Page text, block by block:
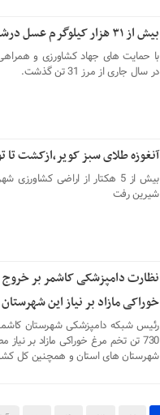
بیش از ۳۱ هزار کیلوگرم عسل درشهرستان کاشمر تولید شد
با حمایت های جهاد کشاورزی و همراهی
در سال جاری از مرز 31 تن گذشت.
آنغوزه طلای سبز کویر،ازکشت
بیش از 5 هکتار از اراضی
شیرین رفت
خوراکی مازاد بر نیاز این شهرستان
شهرستان های استان و همچنین کل